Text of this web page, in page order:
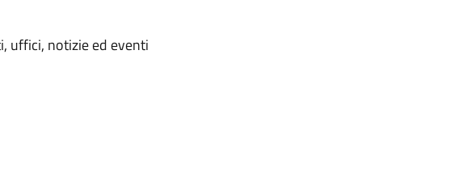
uffici, notizie ed eventi